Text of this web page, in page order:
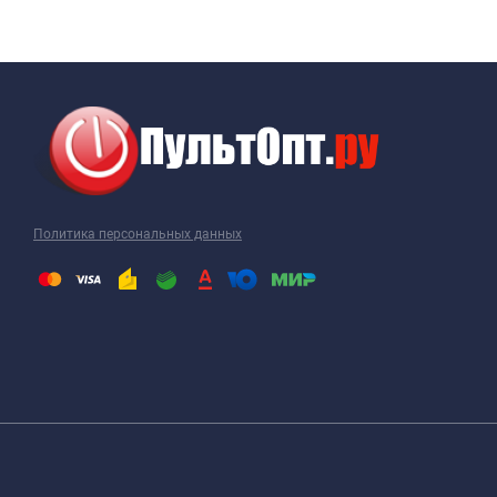
Политика персональных данных